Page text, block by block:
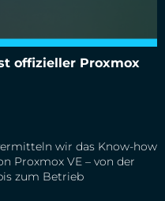
offizieller Proxmox
wir das Know-how
Proxmox VE – von der
zum Betrieb
Proxmox